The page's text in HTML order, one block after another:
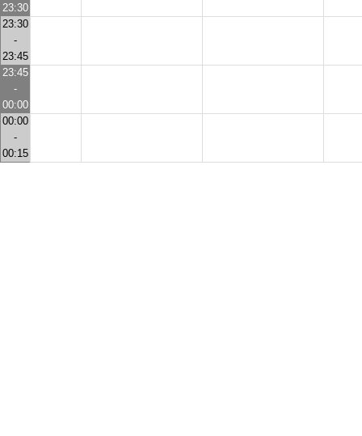
23:30
23:30
-
23:45
23:45
-
00:00
00:00
-
00:15